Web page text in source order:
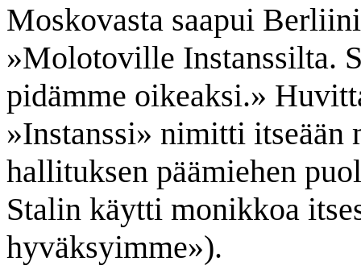
Moskovasta saapui
»Molotoville Instanssilta.
pidämme oikeaksi.»
»Instanssi» nimitti itseään
hallituksen päämiehen
Stalin käytti monikkoa
hyväksyimme»).